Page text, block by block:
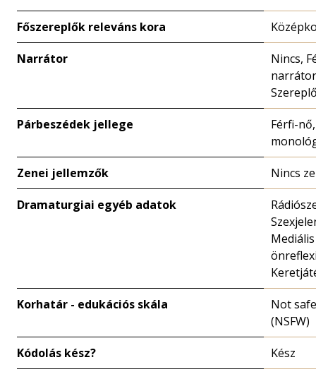
Főszereplők releváns kora
Narrátor
Nincs,
Párbeszédek jellege
Férfi-
Zenei jellemzők Nincs
Dramaturgiai egyéb adatok
Mediális
Korhatár - edukációs skála
Not
(NSFW)
Kódolás kész? Kész